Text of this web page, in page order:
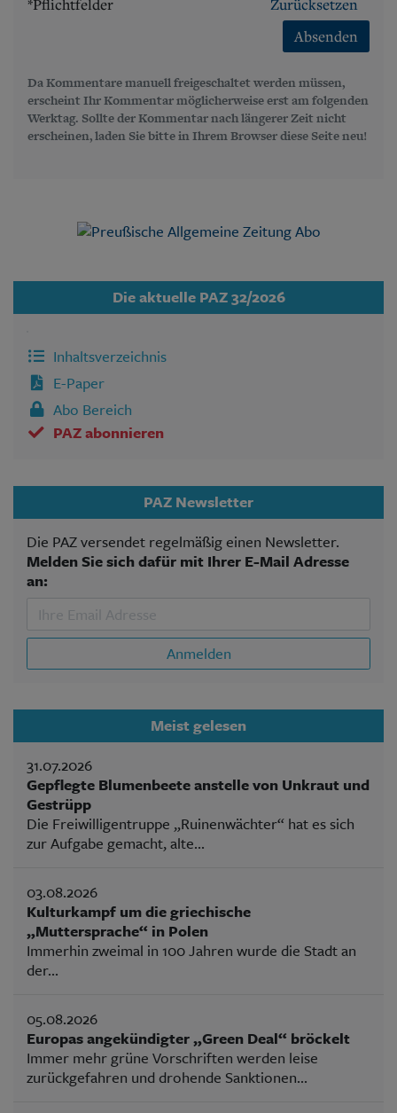
*Pflichtfelder
Zurücksetzen
Absenden
Da Kommentare manuell freigeschaltet werden müssen,
erscheint Ihr Kommentar möglicherweise erst am folgenden
Werktag. Sollte der Kommentar nach längerer Zeit nicht
erscheinen, laden Sie bitte in Ihrem Browser diese Seite neu!
Die aktuelle PAZ 32/2026
Inhaltsverzeichnis
E-Paper
Abo Bereich
PAZ abonnieren
PAZ Newsletter
Die PAZ versendet regelmäßig einen Newsletter.
Melden Sie sich dafür mit Ihrer E-Mail Adresse
an:
Anmelden
Meist gelesen
31.07.2026
Gepflegte Blumenbeete anstelle von Unkraut und
Gestrüpp
Die Freiwilligentruppe „Ruinenwächter“ hat es sich
zur Aufgabe gemacht, alte...
03.08.2026
Kulturkampf um die griechische
„Muttersprache“ in Polen
Immerhin zweimal in 100 Jahren wurde die Stadt an
der...
05.08.2026
Europas angekündigter „Green Deal“ bröckelt
Immer mehr grüne Vorschriften werden leise
zurückgefahren und drohende Sanktionen...